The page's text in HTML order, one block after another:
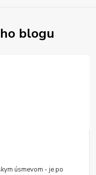
blogu
úsmevom - je po